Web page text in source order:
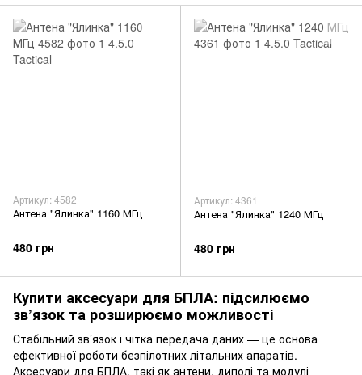
Купити аксесуари для БПЛА: підсилюємо
зв’язок та розширюємо можливості
Стабільний зв’язок і чітка передача даних — це основа
ефективної роботи безпілотних літальних апаратів.
Аксесуари для БПЛА, такі як антени, диполі та модулі
Артикул: 4582
Антена "Ялинка" 1160 МГц
480 грн
Артикул: 4361
Антена "Ялинка" 1240 МГц
480 грн